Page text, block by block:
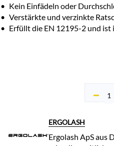
• Kein Einfädeln oder
• Verstärkte und verzinkte
• Erfüllt die EN 12195-2 und ist
ERGOLASH
Ergolash ApS